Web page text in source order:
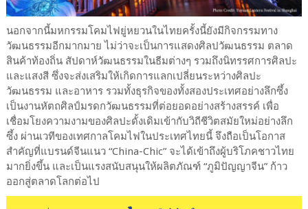
นอกจากนี้มหกรรมโคมไฟยู่หยวนในไทยครั้งนี้ยังมีกิจกรรมทาง
วัฒนธรรมอีกมากมาย ไม่ว่าจะเป็นการแสดงศิลปวัฒนธรรม ตลาด
สินค้าท้องถิ่น สัปดาห์วัฒนธรรมในธีมต่างๆ รวมถึงนิทรรศการศิลปะ
และแสงสี ซึ่งจะส่งเสริมให้เกิดการแลกเปลี่ยนระหว่างศิลปะ
วัฒนธรรม และอาหาร รวมทั้งธุรกิจของทั้งสองประเทศอย่างลึกซึ้ง
เป็นงานหัตถศิลป์มรดกวัฒนธรรมที่ต่อยอดอย่างสร้างสรรค์ เพื่อ
เชื่อมโยงความงามของศิลปะดั้งเดิมเข้ากับวิถีชีวิตสมัยใหม่อย่างลึก
ซึ้ง ผ่านเวทีของเทศกาลโคมไฟในประเทศไทยนี้ จึงถือเป็นโอกาส
สำคัญที่แบรนด์จีนแนว “China-Chic” จะได้เข้าถึงผู้บริโภคชาวไทย
มากยิ่งขึ้น และเป็นแรงสนับสนุนให้ผลิตภัณฑ์ “ภูมิปัญญาจีน” ก้าว
ออกสู่ตลาดโลกต่อไป